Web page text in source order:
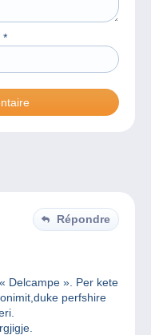
*
Répondre
Delcampe ». Per kete
perfshire